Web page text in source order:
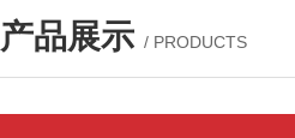
产品展示 / PRODUCTS